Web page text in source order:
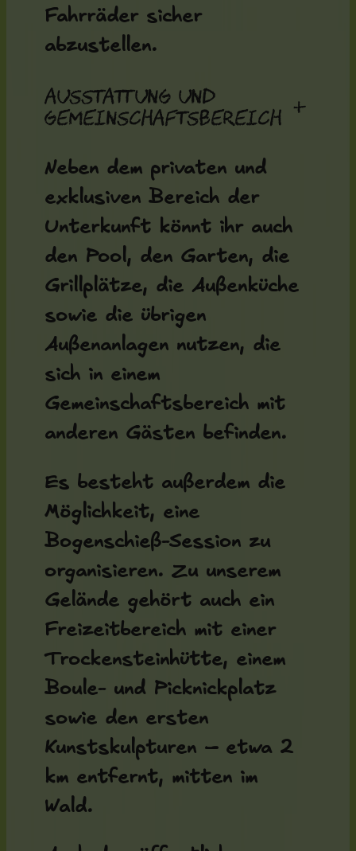
Fahrräder sicher
abzustellen.
Ausstattung und
Gemeinschaftsbereich +
Neben dem privaten und
exklusiven Bereich der
Unterkunft könnt ihr auch
den Pool, den Garten, die
Grillplätze, die Außenküche
sowie die übrigen
Außenanlagen nutzen, die
sich in einem
Gemeinschaftsbereich mit
anderen Gästen befinden.
Es besteht außerdem die
Möglichkeit, eine
Bogenschieß-Session zu
organisieren. Zu unserem
Gelände gehört auch ein
Freizeitbereich mit einer
Trockensteinhütte, einem
Boule- und Picknickplatz
sowie den ersten
Kunstskulpturen – etwa 2
km entfernt, mitten im
Wald.